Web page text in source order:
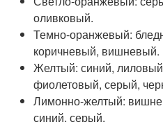
оливковый.
Темно-оранжевый:
коричневый, вишневый.
Желтый: синий,
фиолетовый, серый,
Лимонно-желтый:
синий, серый.